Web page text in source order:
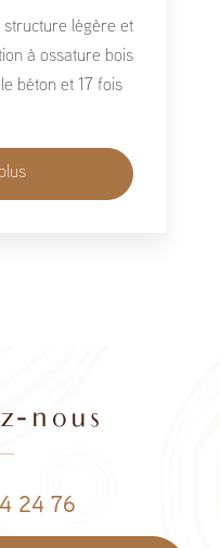
structure légère et
à ossature bois
béton et 17 fois
nous
24 76